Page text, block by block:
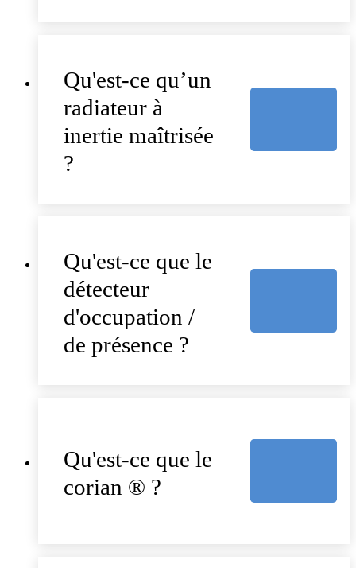
Qu'est-ce qu’un
radiateur à
inertie maîtrisée
?
Qu'est-ce que le
détecteur
d'occupation /
de présence ?
Qu'est-ce que le
corian ® ?